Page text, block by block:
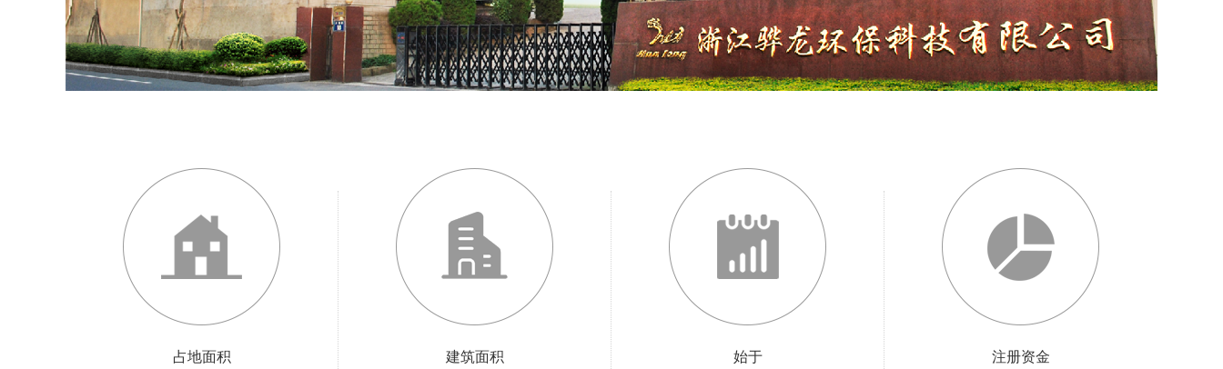
占地面积 建筑面积 始于 注册资金